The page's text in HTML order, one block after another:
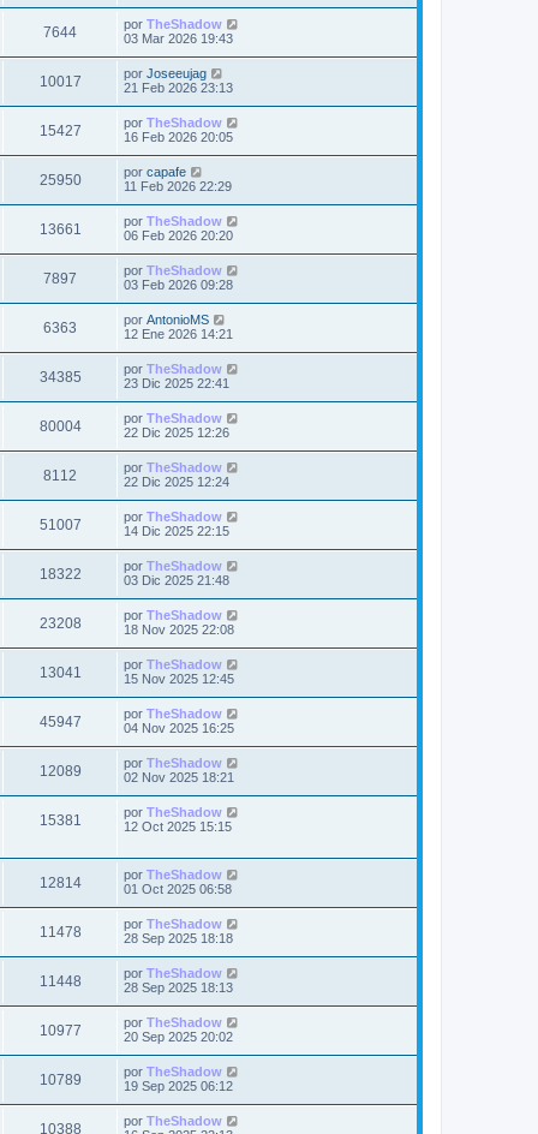
a
s
s
a
j
e
a
s
m
e
n
s
a
j
e
i
t
a
s
m
o
m
e
n
s
a
j
e
7644V
i
t
a
s
Ú
l
m
o
m
e
n
s
a
j
e
por TheShadow
03 Mar 2026 19:43
10017V
i
t
a
s
Ú
l
m
o
m
e
n
s
a
j
e
por Joseeujag
21 Feb 2026 23:13
15427V
i
a
Ú
m
o
m
e
n
s
a
j
e
por TheShadow
16 Feb 2026 20:05
25950V
i
a
Ú
m
o
m
e
n
s
a
j
e
por capafe
11 Feb 2026 22:29
13661
i
a
s
Ú
l
m
o
m
e
n
s
a
j
e
por TheShadow
06 Feb 2026 20:20
7897
i
t
a
s
Ú
l
m
o
m
e
n
s
a
j
e
por TheShadow
03 Feb 2026 09:28
6363
i
t
a
Ú
m
o
m
e
n
s
a
j
e
por AntonioMS
12 Ene 2026 14:21
34385V
i
a
Ú
l
m
o
m
e
n
s
a
j
e
por TheShadow
23 Dic 2025 22:41
80004V
i
t
a
s
Ú
l
m
o
m
e
n
s
a
j
e
por TheShadow
22 Dic 2025 12:26
8112
i
t
a
s
Ú
l
m
o
m
e
n
s
a
j
e
por TheShadow
22 Dic 2025 12:24
51007V
i
t
a
s
Ú
m
o
m
e
n
s
a
j
e
por TheShadow
14 Dic 2025 22:15
18322V
i
a
Ú
l
m
o
m
e
n
s
a
j
e
por TheShadow
03 Dic 2025 21:48
23208V
i
t
a
s
Ú
m
o
m
e
n
s
a
j
e
por TheShadow
18 Nov 2025 22:08
13041
i
t
a
s
Ú
m
o
m
e
n
s
a
j
e
por TheShadow
15 Nov 2025 12:45
45947V
i
s
Ú
l
m
o
m
e
n
a
j
e
por TheShadow
04 Nov 2025 16:25
12089V
i
t
s
Ú
l
m
o
e
n
s
a
j
e
por TheShadow
02 Nov 2025 18:21
15381
s
t
s
Ú
o
m
e
n
s
a
j
e
por TheShadow
12 Oct 2025 15:15
12814V
i
t
a
Ú
l
m
o
m
e
n
s
a
j
e
por TheShadow
01 Oct 2025 06:58
11478V
i
t
a
s
Ú
l
m
o
m
e
n
s
a
j
e
por TheShadow
28 Sep 2025 18:18
11448V
i
t
a
Ú
l
m
o
m
e
n
s
a
j
por TheShadow
28 Sep 2025 18:13
10977V
i
t
Ú
l
m
o
m
e
por TheShadow
20 Sep 2025 20:02
10789V
i
Ú
m
por TheShadow
19 Sep 2025 06:12
10388V
Ú
por TheShadow